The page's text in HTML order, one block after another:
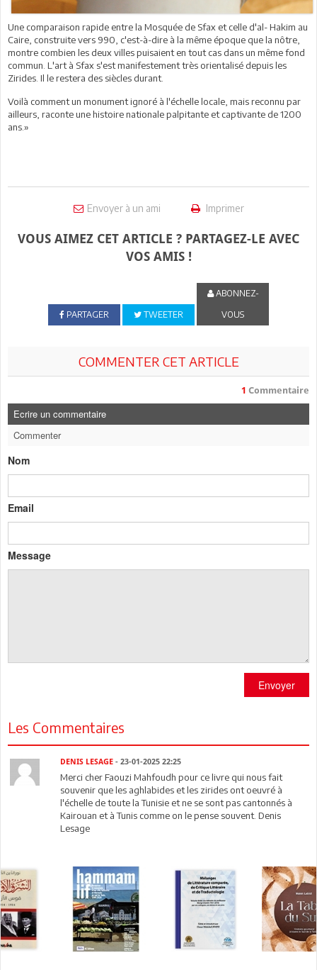
Une comparaison rapide entre la Mosquée de Sfax et celle d'al- Hakim au
Caire, construite vers 990, c'est-à-dire à la même époque que la nôtre,
montre combien les deux villes puisaient en tout cas dans un même fond
commun. L'art à Sfax s'est manifestement très orientalisé depuis les
Zirides. Il le restera des siècles durant.
Voilà comment un monument ignoré à l'échelle locale, mais reconnu par
ailleurs, raconte une histoire nationale palpitante et captivante de 1200
ans.»
Envoyer à un ami Imprimer
VOUS AIMEZ CET ARTICLE ? PARTAGEZ-LE AVEC
VOS AMIS !
PARTAGER TWEETER
ABONNEZ-
VOUS
COMMENTER CET ARTICLE
1 Commentaire
Ecrire un commentaire
Commenter
Nom
Email
Message
Envoyer
Les Commentaires
DENIS LESAGE - 23-01-2025 22:25
Merci cher Faouzi Mahfoudh pour ce livre qui nous fait
souvenir que les aghlabides et les zirides ont oeuvré à
l'échelle de toute la Tunisie et ne se sont pas cantonnés à
Kairouan et à Tunis comme on le pense souvent. Denis
Lesage